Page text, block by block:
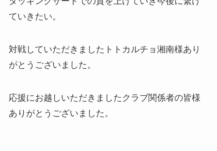
ていきたい。
対戦していただきましたトトカルチョ湘南様あり
がとうございました。
応援にお越しいただきましたクラブ関係者の皆様
ありがとうございました。